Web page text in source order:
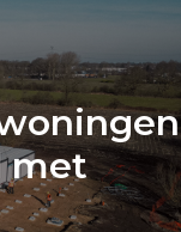
met